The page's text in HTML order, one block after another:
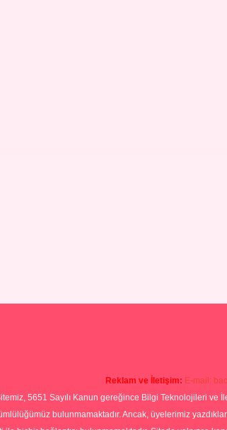
Reklam ve İletişim: E-mail:
5651 Sayılı Kanun gereğince Bilgi Teknolojileri ve
bulunmamaktadır. Ancak, üyelerimiz